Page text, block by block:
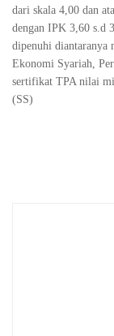
dari skala 4,00 dan
dengan IPK 3,60 s.d
dipenuhi diantaranya
Ekonomi Syariah,
sertifikat TPA nilai
(SS)